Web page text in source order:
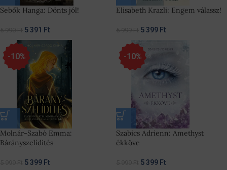
Sebők Hanga: Dönts jól!
5 391 Ft
Elisabeth Krazli: Engem válassz!
5 399 Ft
-10%
Molnár-Szabó Emma:
Bárányszelídítés
5 399 Ft
-10%
Szabics Adrienn: Amethyst
ékköve
5 399 Ft